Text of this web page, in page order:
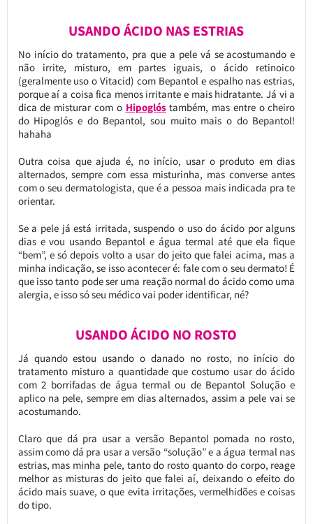
USANDO ÁCIDO NAS ESTRIAS
No início do tratamento, pra que a pele vá se acostumando e
não irrite, misturo, em partes iguais, o ácido retinoico
(geralmente uso o Vitacid) com Bepantol e espalho nas estrias,
porque aí a coisa fica menos irritante e mais hidratante. Já vi a
dica de misturar com o Hipoglóstambém, mas entre o cheiro
do Hipoglós e do Bepantol, sou muito mais o do Bepantol!
hahaha
Outra coisa que ajuda é, no início, usar o produto em dias
alternados, sempre com essa misturinha, mas converse antes
com o seu dermatologista, que é a pessoa mais indicada pra te
orientar.
Se a pele já está irritada, suspendo o uso do ácido por alguns
dias e vou usando Bepantol e água termal até que ela fique
“bem”, e só depois volto a usar do jeito que falei acima, mas a
minha indicação, se isso acontecer é: fale com o seu dermato! É
que isso tanto pode ser uma reação normal do ácido como uma
alergia, e isso só seu médico vai poder identificar, né?
USANDO ÁCIDO NO ROSTO
Já quando estou usando o danado no rosto, no início do
tratamento misturo a quantidade que costumo usar do ácido
com 2 borrifadas de água termal ou de Bepantol Solução e
aplico na pele, sempre em dias alternados, assim a pele vai se
acostumando.
Claro que dá pra usar a versão Bepantol pomada no rosto,
assim como dá pra usar a versão “solução” e a água termal nas
estrias, mas minha pele, tanto do rosto quanto do corpo, reage
melhor as misturas do jeito que falei aí, deixando o efeito do
ácido mais suave, o que evita irritações, vermelhidões e coisas
do tipo.